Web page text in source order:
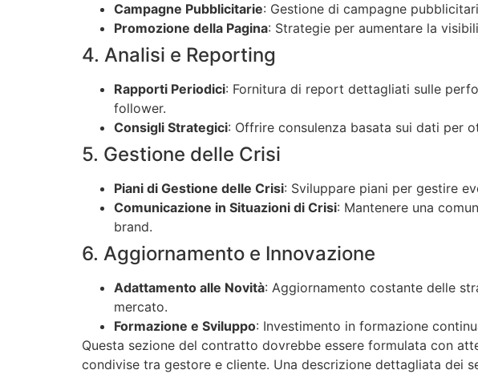
Campagne Pubblicitarie: Gestione di campagne
Promozione della Pagina: Strategie per aumentare la
4. Analisi e Reporting
Rapporti Periodici: Fornitura di report dettagliati sulle
follower.
Consigli Strategici: Offrire consulenza basata sui dati per
5. Gestione delle Crisi
Piani di Gestione delle Crisi: Sviluppare piani per gestire
Comunicazione in Situazioni di Crisi: Mantenere una
brand.
6. Aggiornamento e Innovazione
Adattamento alle Novità: Aggiornamento costante delle
mercato.
Formazione e Sviluppo: Investimento in formazione
Questa sezione del contratto dovrebbe essere formulata con
condivise tra gestore e cliente. Una descrizione dettagliata dei